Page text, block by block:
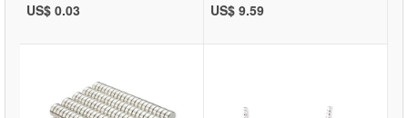
US$ 0.03 US$ 9.59